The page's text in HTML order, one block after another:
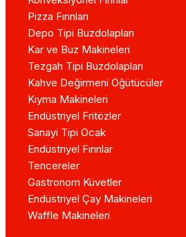
Pizza Fırınları
Depo Tipi Buzdolapları
Kar ve Buz Makineleri
Tezgah Tipi Buzdolapları
Kahve Değirmeni Öğütücüler
Kıyma Makineleri
Endüstriyel Fritözler
Sanayi Tipi Ocak
Endüstriyel Fırınlar
Tencereler
Gastronom Küvetler
Endüstriyel Çay Makineleri
Waffle Makineleri